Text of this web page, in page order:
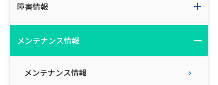
障害情報
メンテナンス情報
メンテナンス情報